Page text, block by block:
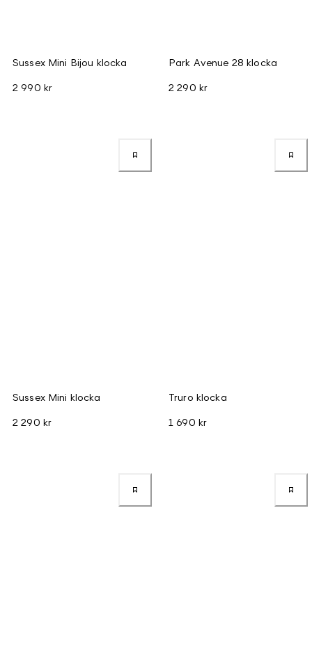
Sussex Mini Bijou klocka
2 990 kr
Park Avenue 28 klocka
2 290 kr
Sussex Mini klocka
2 290 kr
Truro klocka
1 690 kr